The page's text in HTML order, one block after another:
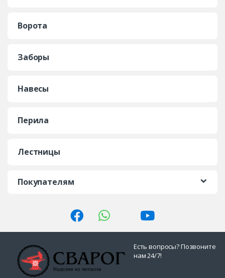
Ворота
Заборы
Навесы
Перила
Лестницы
Покупателям
Есть вопросы? Позвоните
нам 24/7!